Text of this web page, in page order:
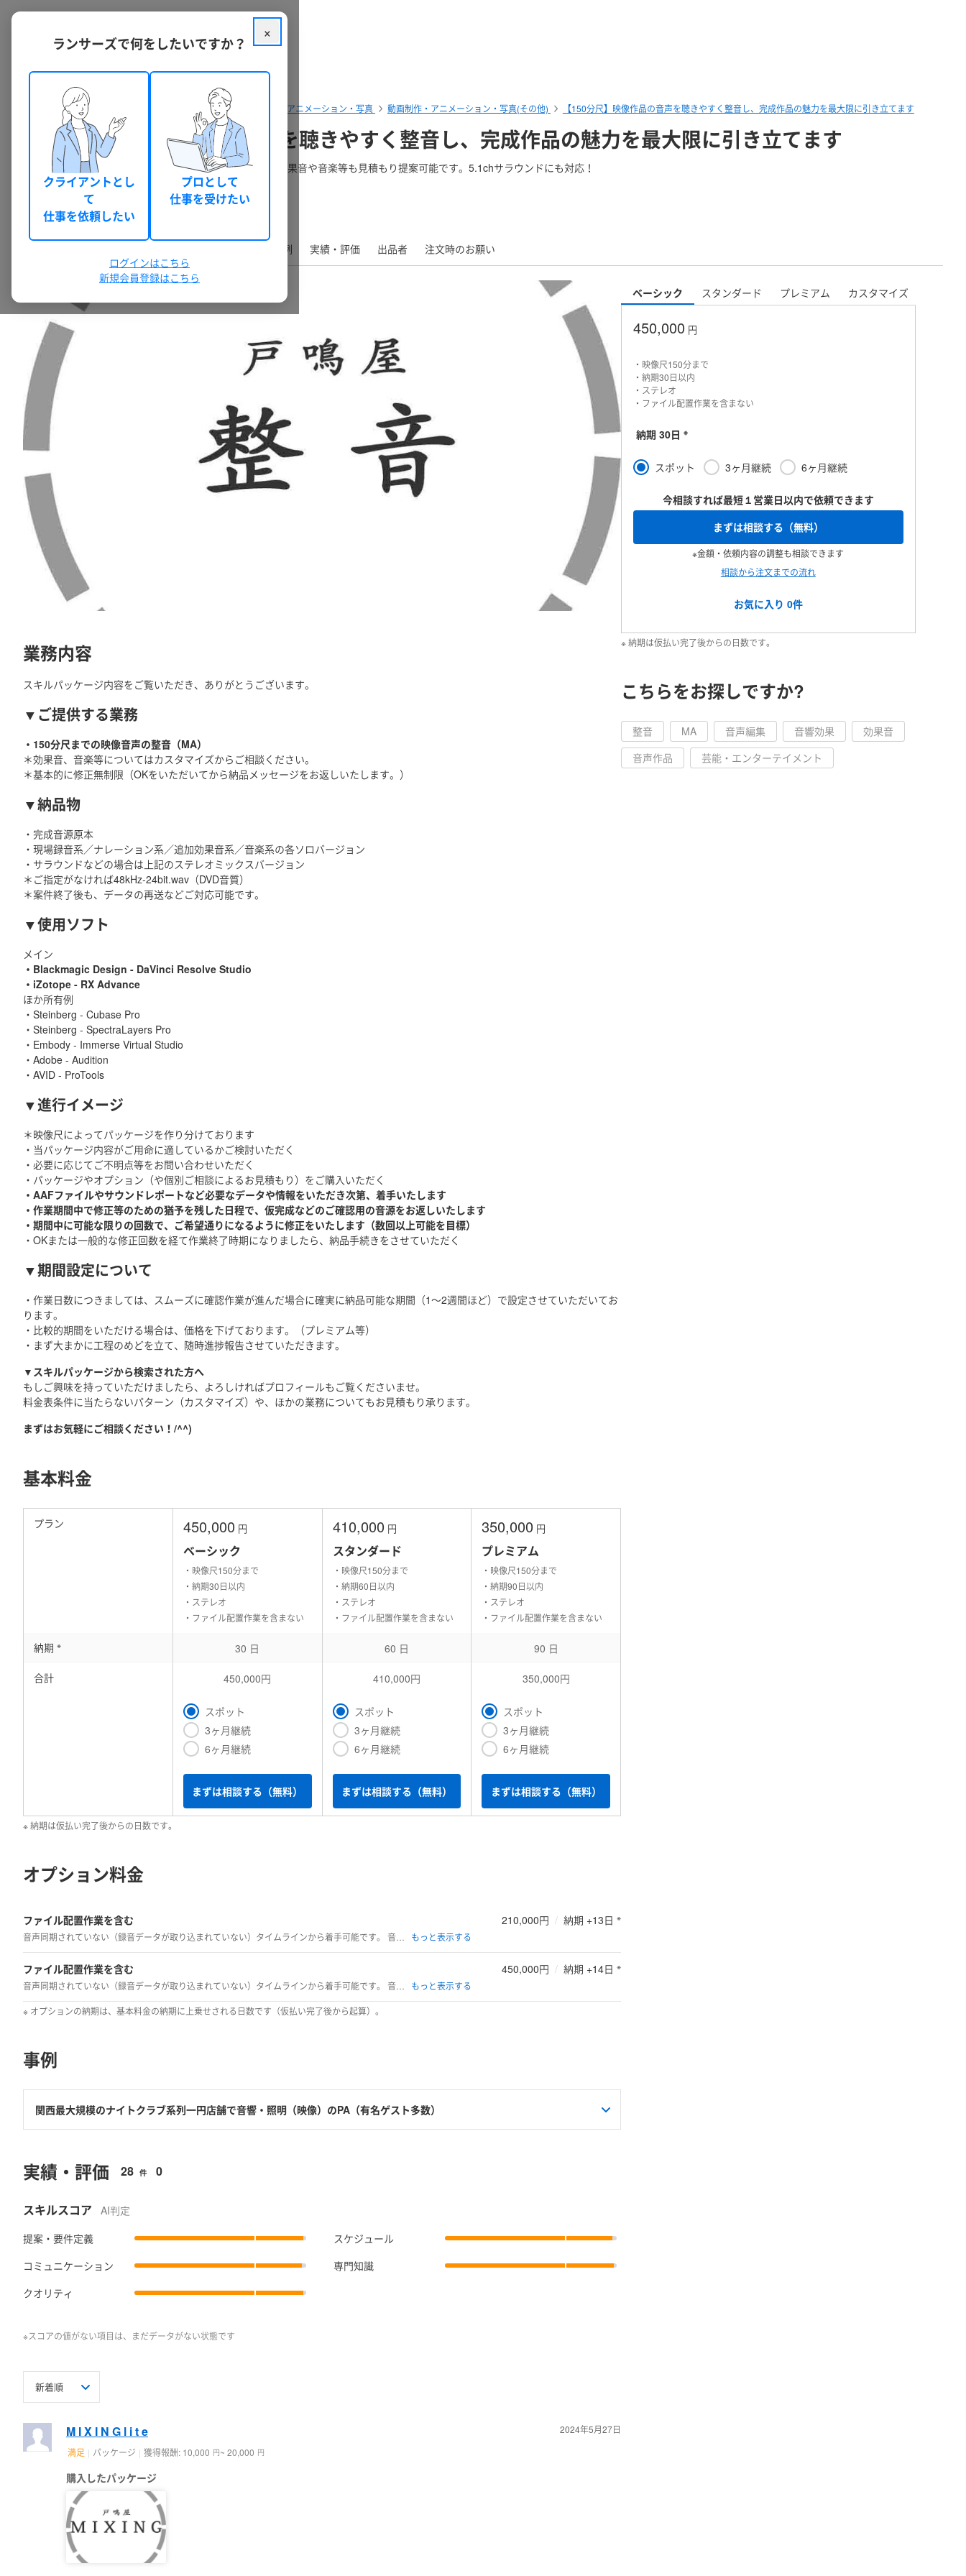
クラウドソーシング ランサーズ パッケージを探す 動画制作・アニメーション・写真 動画制作・アニメーション・写真(その他) 【150分尺】映像作品の音声を聴きやすく整音し、完成作品の魅力を最大限に引き立てます
【150分尺】映像作品の音声を聴きやすく整音し、完成作品の魅力を最大限に引き立てます
【修正無制限】カスタマイズお気軽にご相談ください。 効果音や音楽等も見積もり提案可能です。5.1chサラウンドにも対応！
萩原一輔 ブロンズ 28 件 0
事例 実績・評価 出品者 注文時のお願い
業務内容
スキルパッケージ内容をご覧いただき、ありがとうございます。
▼ご提供する業務
・150分尺までの映像音声の整音（MA）
＊効果音、音楽等についてはカスタマイズからご相談ください。
＊基本的に修正無制限（OKをいただいてから納品メッセージをお返しいたします。）
▼納品物
・完成音源原本
・現場録音系／ナレーション系／追加効果音系／音楽系の各ソロバージョン
・サラウンドなどの場合は上記のステレオミックスバージョン
＊ご指定がなければ48kHz-24bit.wav（DVD音質）
＊案件終了後も、データの再送などご対応可能です。
▼使用ソフト
メイン
・Blackmagic Design - DaVinci Resolve Studio
・iZotope - RX Advance
ほか所有例
・Steinberg - Cubase Pro
・Steinberg - SpectraLayers Pro
・Embody - Immerse Virtual Studio
・Adobe - Audition
・AVID - ProTools
▼進行イメージ
＊映像尺によってパッケージを作り分けております
・当パッケージ内容がご用命に適しているかご検討いただく
・必要に応じてご不明点等をお問い合わせいただく
・パッケージやオプション（や個別ご相談によるお見積もり）をご購入いただく
・AAFファイルやサウンドレポートなど必要なデータや情報をいただき次第、着手いたします
・作業期間中で修正等のための猶予を残した日程で、仮完成などのご確認用の音源をお返しいたします
・期間中に可能な限りの回数で、ご希望通りになるように修正をいたします（数回以上可能を目標）
・OKまたは一般的な修正回数を経て作業終了時期になりましたら、納品手続きをさせていただく
▼期間設定について
・作業日数につきましては、スムーズに確認作業が進んだ場合に確実に納品可能な期間（1〜2週間ほど）で設定させていただいてお
ります。
・比較的期間をいただける場合は、価格を下げております。（プレミアム等）
・まず大まかに工程のめどを立て、随時進捗報告させていただきます。
▼スキルパッケージから検索された方へ
もしご興味を持っていただけましたら、よろしければプロフィールもご覧くださいませ。
料金表条件に当たらないパターン（カスタマイズ）や、ほかの業務についてもお見積もり承ります。
まずはお気軽にご相談ください！/^^)
基本料金
プラン 450,000 円
ベーシック
・映像尺150分まで
・納期30日以内
・ステレオ
・ファイル配置作業を含まない
410,000 円
スタンダード
・映像尺150分まで
・納期60日以内
・ステレオ
・ファイル配置作業を含まない
350,000 円
プレミアム
・映像尺150分まで
・納期90日以内
・ステレオ
・ファイル配置作業を含まない
納期 ※ 30 日 60 日 90 日
合計 450,000円
スポット
3ヶ月継続
6ヶ月継続
まずは相談する（無料）
410,000円
スポット
3ヶ月継続
6ヶ月継続
まずは相談する（無料）
350,000円
スポット
3ヶ月継続
6ヶ月継続
まずは相談する（無料）
※ 納期は仮払い完了後からの日数です。
オプション料金
ファイル配置作業を含む 210,000円 / 納期 +13日 ※
ファイル配置作業を含む 450,000円 / 納期 +14日 ※
※ オプションの納期は、基本料金の納期に上乗せされる日数です（仮払い完了後から起算）。
事例
関西最大規模のナイトクラブ系列一円店舗で音響・照明（映像）のPA（有名ゲスト多数）
・演出機材の管理・操作
・オペレーター1人
・音響・照明エンジニアのオペレーター（PA）担当
・レギュラーオペレーターの休日を埋めるシフトを担当し多様な現場を経験
・イベントのエンタメ設計に堪えるオペレーション品質
■ 課題に対して取り組んだこと
・場数による基本的な技術の鍛錬
■ ビジネス上の成果
・出向先会社は当初2店舗から現在は全国規模に拡大中
実績・評価 28 件 0
スキルスコア
AI判定
提案・要件定義
コミュニケーション
クオリティ
スケジュール
専門知識
※スコアの値がない項目は、まだデータがない状態です
M I X I N G l i t e
2024年5月27日
満足
パッケージ 獲得報酬: 10,000 円~ 20,000 円
購入したパッケージ
ベーシック スタンダード プレミアム カスタマイズ
450,000 円
・映像尺150分まで
・納期30日以内
・ステレオ
・ファイル配置作業を含まない
納期 30日 ※
スポット 3ヶ月継続 6ヶ月継続
今相談すれば最短１営業日以内で依頼できます
まずは相談する（無料）
※金額・依頼内容の調整も相談できます
相談から注文までの流れ
お気に入り 0件
※ 納期は仮払い完了後からの日数です。
こちらをお探しですか?
整音 MA 音声編集 音響効果
効果音
音声作品
芸能・エンターテイメント
×
ランサーズで何をしたいですか？
クライアントとし
て
仕事を依頼したい
プロとして
仕事を受けたい
ログインはこちら
新規会員登録はこちら